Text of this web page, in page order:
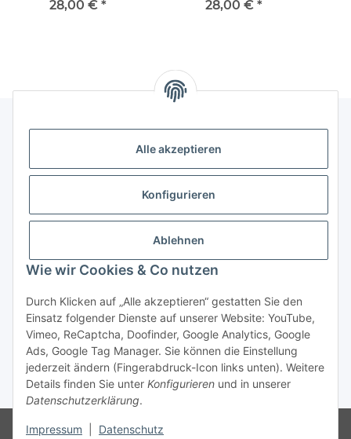
Alle akzeptieren
Konfigurieren
Ablehnen
Wie wir Cookies & Co nutzen
Durch Klicken auf „Alle akzeptieren“ gestatten Sie den
Einsatz folgender Dienste auf unserer Website: YouTube,
Vimeo, ReCaptcha, Doofinder, Google Analytics, Google
Ads, Google Tag Manager. Sie können die Einstellung
jederzeit ändern (Fingerabdruck-Icon links unten). Weitere
Details finden Sie unter Konfigurieren und in unserer
Datenschutzerklärung.
Impressum Datenschutz
klassisch - bemalt
28,00 € *
klassisch - bemalt
28,00 € *
Gesetzliche Informationen
Bestellung wiederrufen
* Alle Preise inkl. gesetzlicher USt., zzgl.Versand
Besucherzähler: 74836871